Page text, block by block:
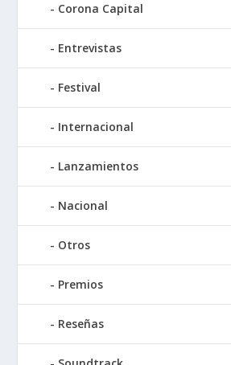
Corona Capital
Entrevistas
Festival
Internacional
Lanzamientos
Nacional
Otros
Premios
Reseñas